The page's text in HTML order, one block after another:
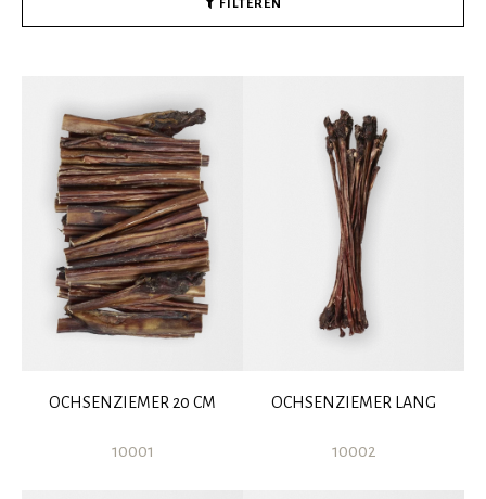
FILTEREN
OCHSENZIEMER 20 CM
10001
OCHSENZIEMER LANG
10002